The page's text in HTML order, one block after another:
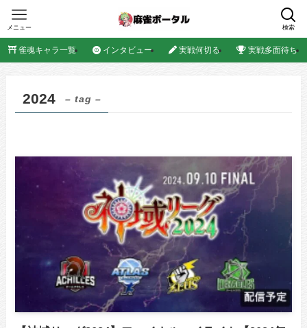
検索
メニュー
雀魂キャラ一覧 インタビュー 実戦何切る 実戦多面待ち
2024 – tag –